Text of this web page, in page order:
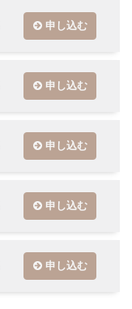
申し込む
申し込む
申し込む
申し込む
申し込む